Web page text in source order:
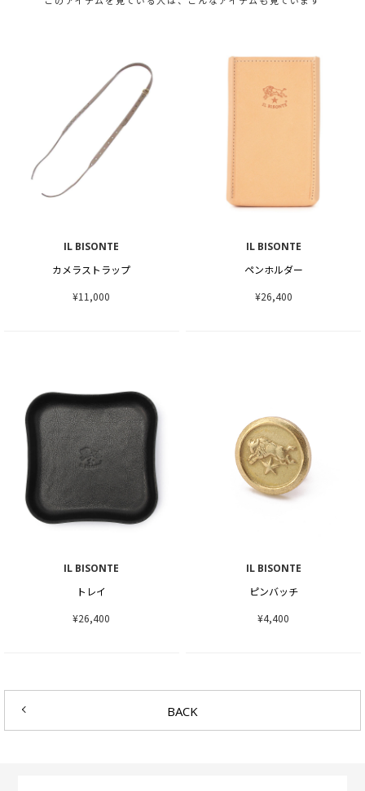
IL BISONTE
カメラストラップ
¥11,000
IL BISONTE
ペンホルダー
¥26,400
IL BISONTE
トレイ
¥26,400
IL BISONTE
ピンバッチ
¥4,400
BACK